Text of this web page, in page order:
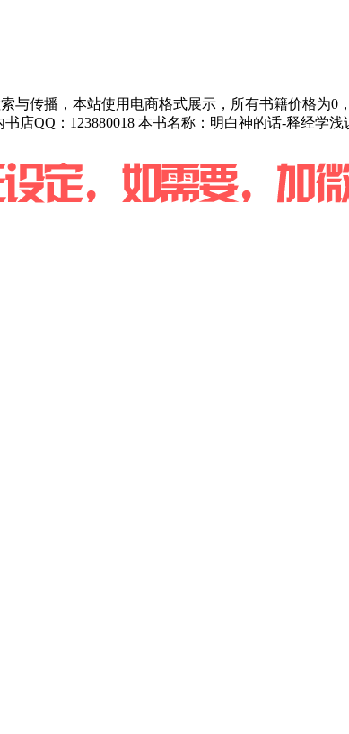
与传播，本站使用电商格式展示，所有书籍价格为
店QQ：123880018 本书名称：明白神的话-释经学浅